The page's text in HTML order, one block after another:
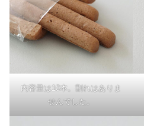
内容量は10本。割れはありま
せんでした。